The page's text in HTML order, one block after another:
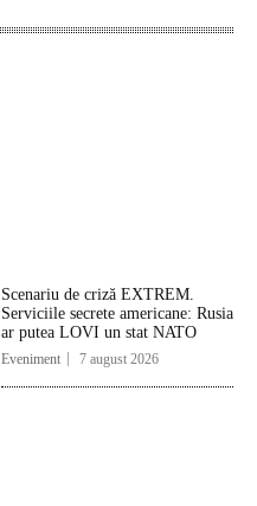
Scenariu de criză EXTREM.
Serviciile secrete americane: Rusia
ar putea LOVI un stat NATO
Eveniment 7 august 2026